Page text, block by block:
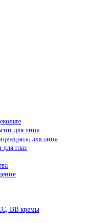
для лица
для лица
глаз
ВВ кремы